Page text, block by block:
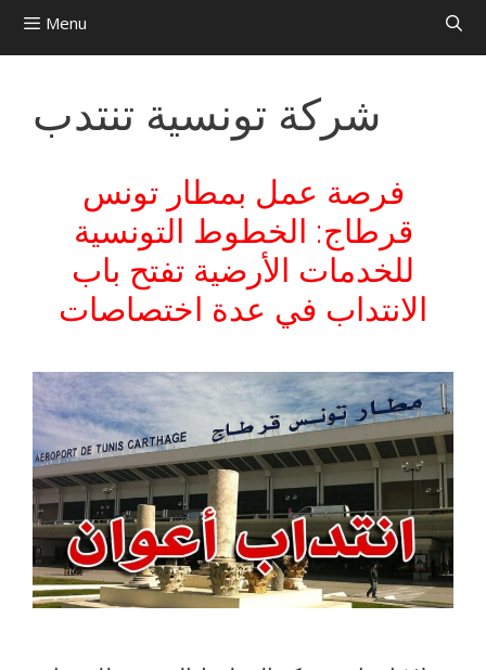
Menu
شركة تونسية تنتدب
فرصة عمل بمطار تونس
قرطاج: الخطوط التونسية
للخدمات الأرضية تفتح باب
الانتداب في عدة اختصاصات